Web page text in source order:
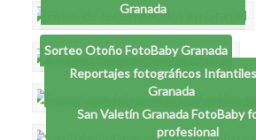
Granada
Sorteo Otoño FotoBaby Granada
Reportajes fotográficos
Granada
San Valetín Granada FotoBaby
profesional